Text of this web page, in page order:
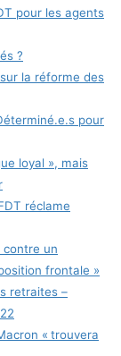
pour les agents
?
la réforme des
pour
loyal », mais
réclame
contre un
frontale »
retraites –
« trouvera